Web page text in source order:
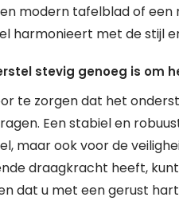
modern tafelblad of
harmonieert met de stijl
stevig genoeg is om
te zorgen dat het
Een stabiel en
maar ook voor de
draagkracht heeft,
dat u met een gerust